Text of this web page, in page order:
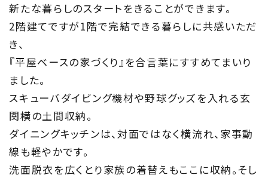
Members
Project
私たちの取り組み
Information
家づくりに役立つ情報
新たな暮らしのスタートをきることができます。
2階建てですが1階で完結できる暮らしに共感いただ
き、
『平屋ベースの家づくり』を合言葉にすすめてまいり
ました。
スキューバダイビング機材や野球グッズを入れる玄
関横の土間収納。
ダイニングキッチンは、対面ではなく横流れ、家事動
線も軽やかです。
洗面脱衣を広くとり家族の着替えもここに収納。そし